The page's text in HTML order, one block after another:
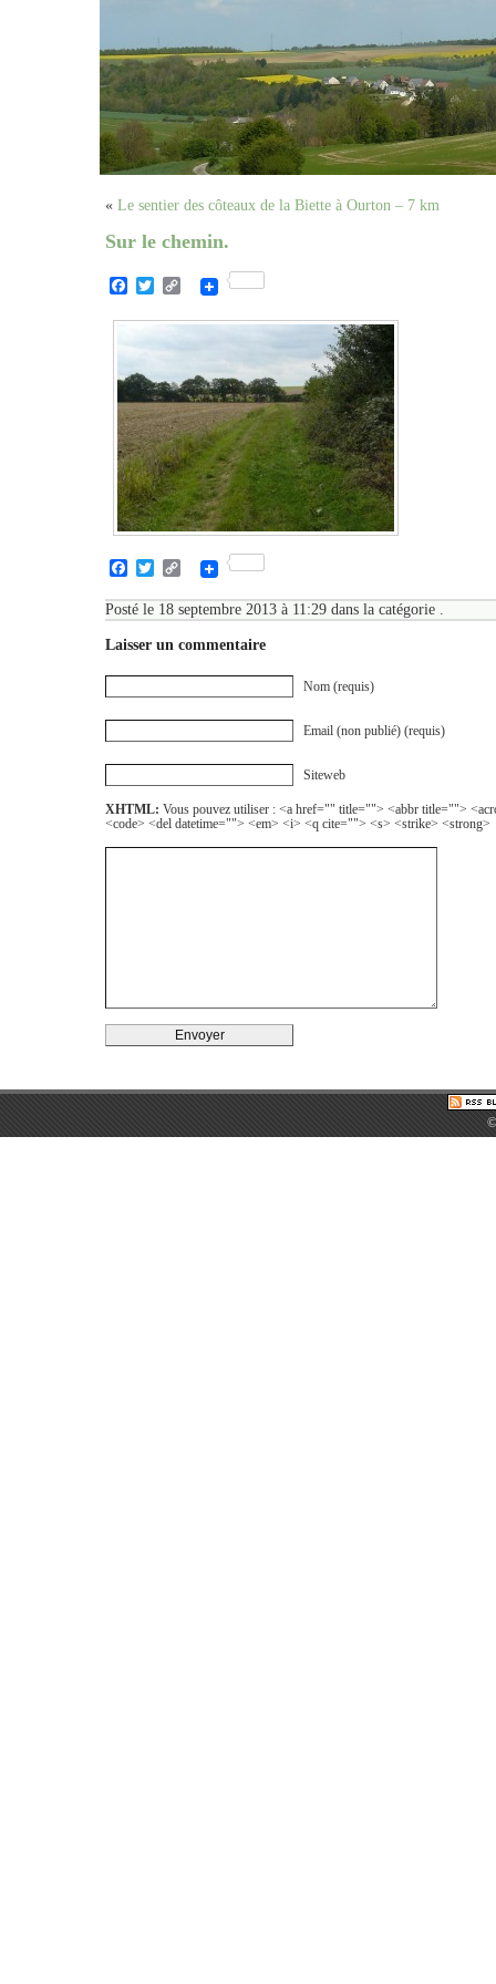
« Le sentier des côteaux de la Biette à Ourton – 7 km
Sur le chemin.
Facebook
TwitterCopy
Facebook
TwitterCopy
Posté le 18 septembre 2013 à 11:29 dans la catégorie .
Laisser un commentaire
Nom (requis)
Email (non publié) (requis)
Siteweb
XHTML: Vous pouvez utiliser : <a href="" title=""> <abbr title="">
<code> <del datetime=""> <em> <i> <q cite=""> <s> <strike> <strong>